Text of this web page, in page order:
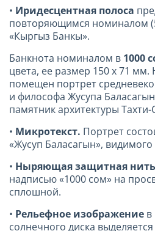
• Иридесцентная полоса
повторяющимся номиналом
«Кыргыз Банкы».
Банкнота номиналом в 1000
цвета, ее размер 150 х71 мм.
помещен портрет
и философа Жусупа
памятник архитектуры
• Микротекст. Портрет
«Жусуп Баласагын»,
• Ныряющая защитная нить
надписью «1000 сом» на
сплошной.
• Рельефное изображение в
солнечного диска